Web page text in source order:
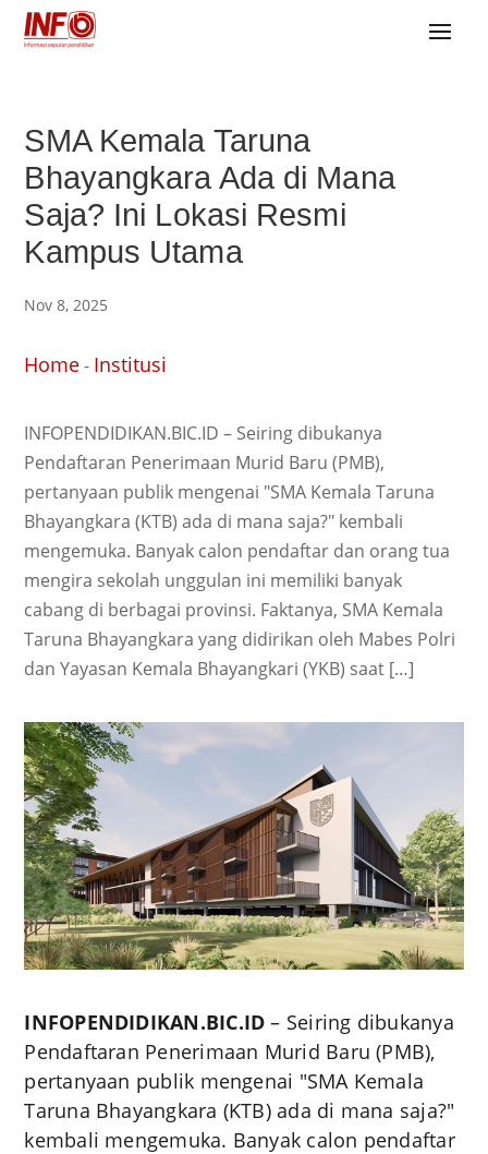
SMA Kemala Taruna
Bhayangkara Ada di Mana
Saja? Ini Lokasi Resmi
Kampus Utama
Nov 8, 2025
Home- Institusi
INFOPENDIDIKAN.BIC.ID – Seiring dibukanya
Pendaftaran Penerimaan Murid Baru (PMB),
pertanyaan publik mengenai "SMA Kemala Taruna
Bhayangkara (KTB) ada di mana saja?" kembali
mengemuka. Banyak calon pendaftar dan orang tua
mengira sekolah unggulan ini memiliki banyak
cabang di berbagai provinsi. Faktanya, SMA Kemala
Taruna Bhayangkara yang didirikan oleh Mabes Polri
dan Yayasan Kemala Bhayangkari (YKB) saat […]
INFOPENDIDIKAN.BIC.ID – Seiring dibukanya
Pendaftaran Penerimaan Murid Baru (PMB),
pertanyaan publik mengenai "SMA Kemala
Taruna Bhayangkara (KTB) ada di mana saja?"
kembali mengemuka. Banyak calon pendaftar